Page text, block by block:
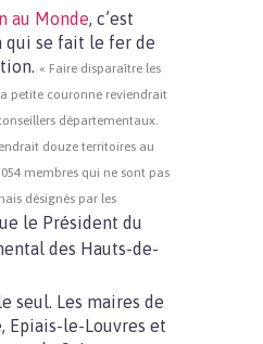
au Monde, c’est
qui se fait le fer de
« Faire disparaître les
petite couronne reviendrait
départementaux.
douze territoires au
membres qui ne sont pas
désignés par les
le Président du
des Hauts-de-
seul. Les maires de
Epiais-le-Louvres et